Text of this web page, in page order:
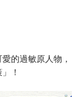
的過敏原人物，
！